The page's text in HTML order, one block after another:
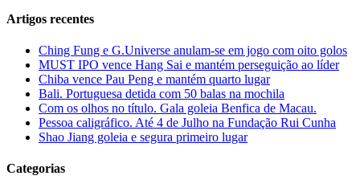
Artigos recentes
Ching Fung e G.Universe anulam-se em jogo com oito golos
MUST IPO vence Hang Sai e mantém perseguição ao líder
Chiba vence Pau Peng e mantém quarto lugar
Bali. Portuguesa detida com 50 balas na mochila
Com os olhos no título. Gala goleia Benfica de Macau.
Pessoa caligráfico. Até 4 de Julho na Fundação Rui Cunha
Shao Jiang goleia e segura primeiro lugar
Categorias